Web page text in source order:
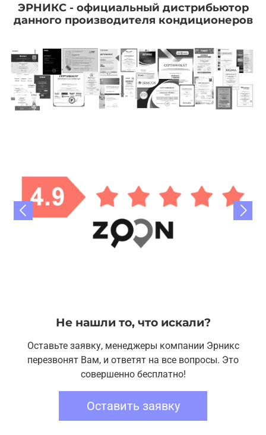
ЭРНИКС - официальный дистрибьютор
данного производителя кондиционеров
Не нашли то, что искали?
Оставьте заявку, менеджеры компании Эрникс
перезвонят Вам, и ответят на все вопросы. Это
совершенно бесплатно!
Оставить заявку